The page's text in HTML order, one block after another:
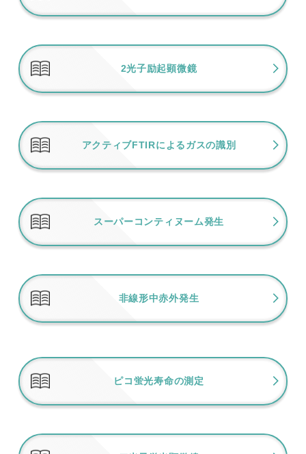
2光子励起顕微鏡
アクティブFTIRによるガスの識別
スーパーコンティヌーム発生
非線形中赤外発生
ピコ蛍光寿命の測定